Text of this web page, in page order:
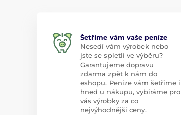
Šetříme vám vaše peníze
Nesedí vám výrobek nebo
jste se spletli ve výběru?
Garantujeme dopravu
zdarma zpět k nám do
eshopu. Peníze vám šetříme i
hned u nákupu, vybíráme pro
vás výrobky za co
nejvýhodnější ceny.